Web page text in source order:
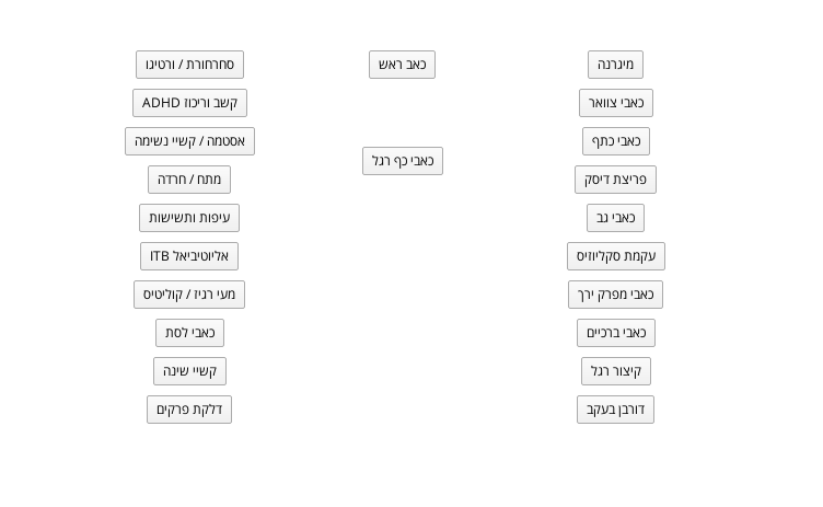
מיגרנה
כאבי צוואר
כאבי כתף
פריצת דיסק
כאבי גב
עקמת סקליוזיס
כאבי מפרק ירך
כאבי ברכיים
קיצור רגל
דורבן בעקב
כאב ראש
כאבי כף רגל
סחרחורת / ורטיגו
קשב וריכוז ADHD
אסטמה / קשיי נשימה
מתח / חרדה
עיפות ותשישות
אליוטיביאל ITB
מעי רגיז / קוליטיס
כאבי לסת
קשיי שינה
דלקת פרקים